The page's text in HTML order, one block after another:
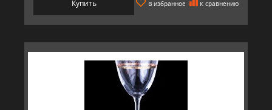
Купить В избранное К сравнению